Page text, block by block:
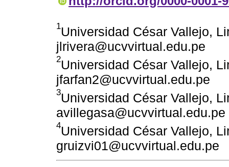
1Universidad César Vallejo,
jlrivera@ucvvirtual.edu.pe
2Universidad César Vallejo,
jfarfan2@ucvvirtual.edu.pe
3Universidad César Vallejo,
avillegasa@ucvvirtual.edu.pe
4Universidad César Vallejo,
gruizvi01@ucvvirtual.edu.pe